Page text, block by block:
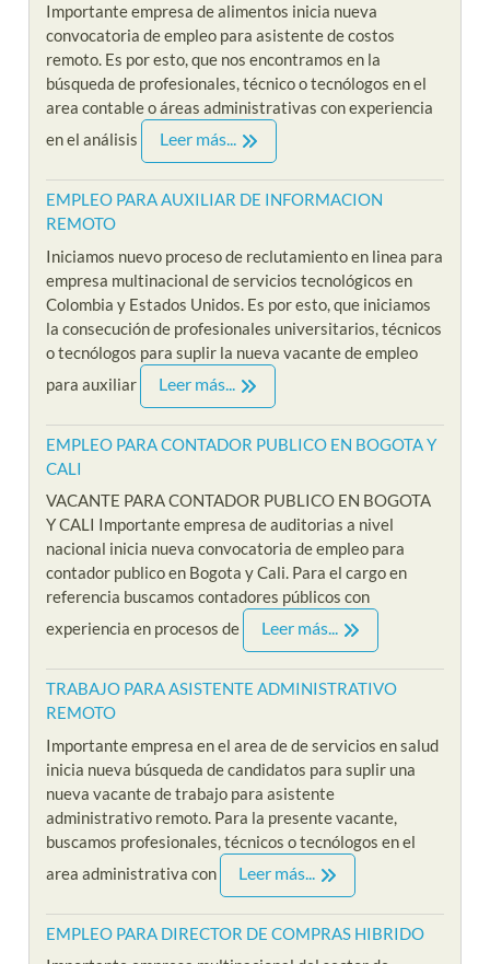
Importante empresa de alimentos inicia nueva
convocatoria de empleo para asistente de costos
remoto. Es por esto, que nos encontramos en la
búsqueda de profesionales, técnico o tecnólogos en el
area contable o áreas administrativas con experiencia
en el análisis
Leer más...
EMPLEO PARA AUXILIAR DE INFORMACION
REMOTO
Iniciamos nuevo proceso de reclutamiento en linea para
empresa multinacional de servicios tecnológicos en
Colombia y Estados Unidos. Es por esto, que iniciamos
la consecución de profesionales universitarios, técnicos
o tecnólogos para suplir la nueva vacante de empleo
para auxiliar
Leer más...
EMPLEO PARA CONTADOR PUBLICO EN BOGOTA Y
CALI
VACANTE PARA CONTADOR PUBLICO EN BOGOTA
Y CALI Importante empresa de auditorias a nivel
nacional inicia nueva convocatoria de empleo para
contador publico en Bogota y Cali. Para el cargo en
referencia buscamos contadores públicos con
experiencia en procesos de
Leer más...
TRABAJO PARA ASISTENTE ADMINISTRATIVO
REMOTO
Importante empresa en el area de de servicios en salud
inicia nueva búsqueda de candidatos para suplir una
nueva vacante de trabajo para asistente
administrativo remoto. Para la presente vacante,
buscamos profesionales, técnicos o tecnólogos en el
area administrativa con
Leer más...
EMPLEO PARA DIRECTOR DE COMPRAS HIBRIDO